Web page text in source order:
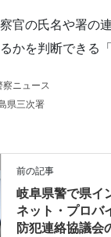
官の氏名や署の
かを判断できる
察ニュース
県三次署
前の記事
岐阜県警で県イ
ネット・プロバ
防犯連絡協議会